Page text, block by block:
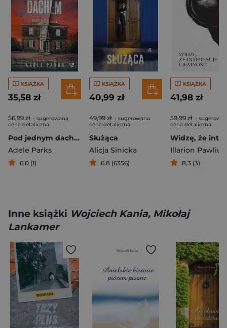
KSIĄŻKA
35,58 zł
56,99 zł - sugerowana
cena detaliczna
Pod jednym dachem
Adele Parks
6,0 (1)
KSIĄŻKA
40,99 zł
49,99 zł - sugerowana
cena detaliczna
Służąca
Alicja Sinicka
6,8 (6356)
KSIĄŻKA
41,98 zł
59,99 zł -
cena detaliczna
Illarion Pawliuk
8,3 (3)
Inne książki Wojciech Kania, Mikołaj
Lankamer